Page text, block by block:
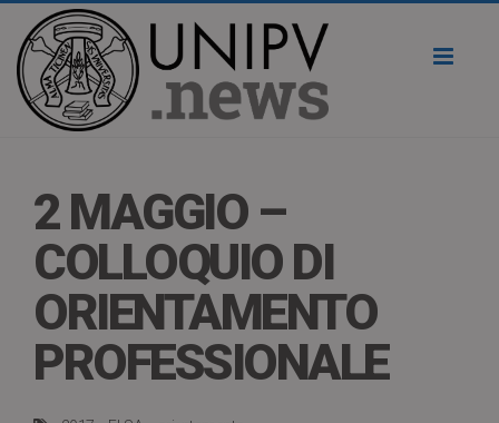
2 MAGGIO –
COLLOQUIO DI
ORIENTAMENTO
PROFESSIONALE